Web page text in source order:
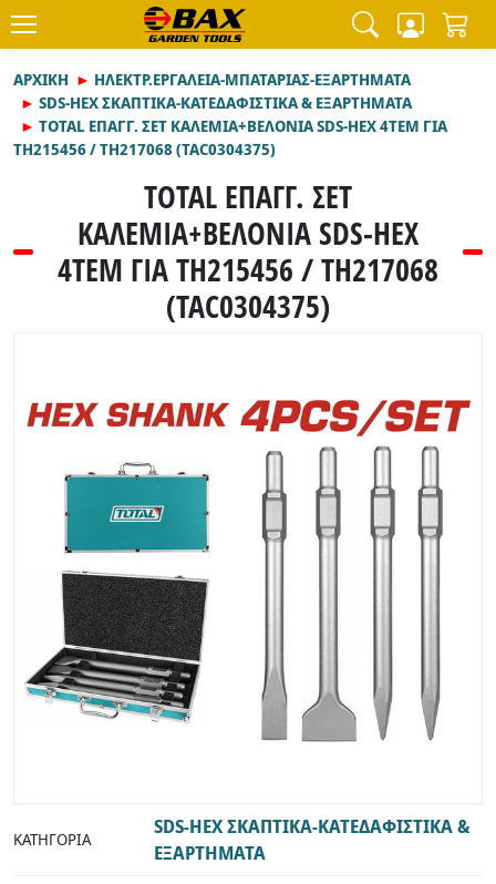
ΑΡΧΙΚΉ
ΗΛΕΚΤΡ.ΕΡΓΑΛΕΙΑ-ΜΠΑΤΑΡΙΑΣ-ΕΞΑΡΤΗΜΑΤΑ
SDS-HEX ΣΚΑΠΤΙΚΑ-ΚΑΤΕΔΑΦΙΣΤΙΚΑ & ΕΞΑΡΤΗΜΑΤΑ
TOTAL ΕΠΑΓΓ. ΣΕΤ ΚΑΛΕΜΙΑ+ΒΕΛΟΝΙΑ SDS-HEX 4ΤΕΜ ΓΙΑ
TH215456 / TH217068 (TAC0304375)
TOTAL ΕΠΑΓΓ. ΣΕΤ
ΚΑΛΕΜΙΑ+ΒΕΛΟΝΙΑ SDS-HEX
4ΤΕΜ ΓΙΑ TH215456 / TH217068
(TAC0304375)
ΚΑΤΗΓΟΡΊΑ
SDS-HEX ΣΚΑΠΤΙΚΑ-ΚΑΤΕΔΑΦΙΣΤΙΚΑ &
ΕΞΑΡΤΗΜΑΤΑ